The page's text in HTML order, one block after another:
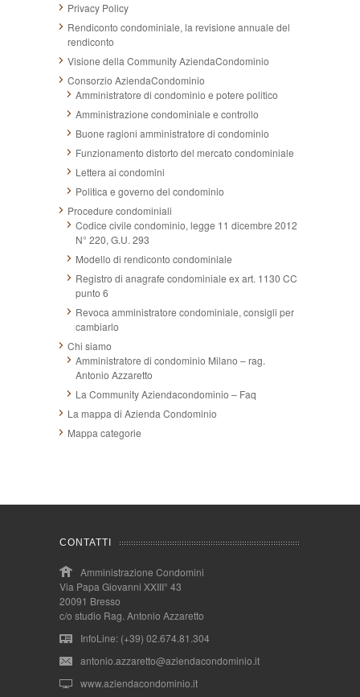
Privacy Policy
Rendiconto condominiale, la revisione annuale del
rendiconto
Visione della Community AziendaCondominio
Consorzio AziendaCondominio
Amministratore di condominio e potere politico
Amministrazione condominiale e controllo
Buone ragioni amministratore di condominio
Funzionamento distorto del mercato condominiale
Lettera ai condomini
Politica e governo del condominio
Procedure condominiali
Codice civile condominio, legge 11 dicembre 2012
N° 220, G.U. 293
Modello di rendiconto condominiale
Registro di anagrafe condominiale ex art. 1130 CC
punto 6
Revoca amministratore condominiale, consigli per
cambiarlo
Chi siamo
Amministratore di condominio Milano – rag.
Antonio Azzaretto
La Community Aziendacondominio – Faq
La mappa di Azienda Condominio
Mappa categorie
CONTATTI
Amministrazione Condomini
Via Papa Giovanni XXIII° 43
20091 Bresso
c/o studio Rag. Antonio Azzaretto
InfoLine: (+39) 02.674.81.304
antonio.azzaretto@aziendacondominio.it
www.aziendacondominio.it